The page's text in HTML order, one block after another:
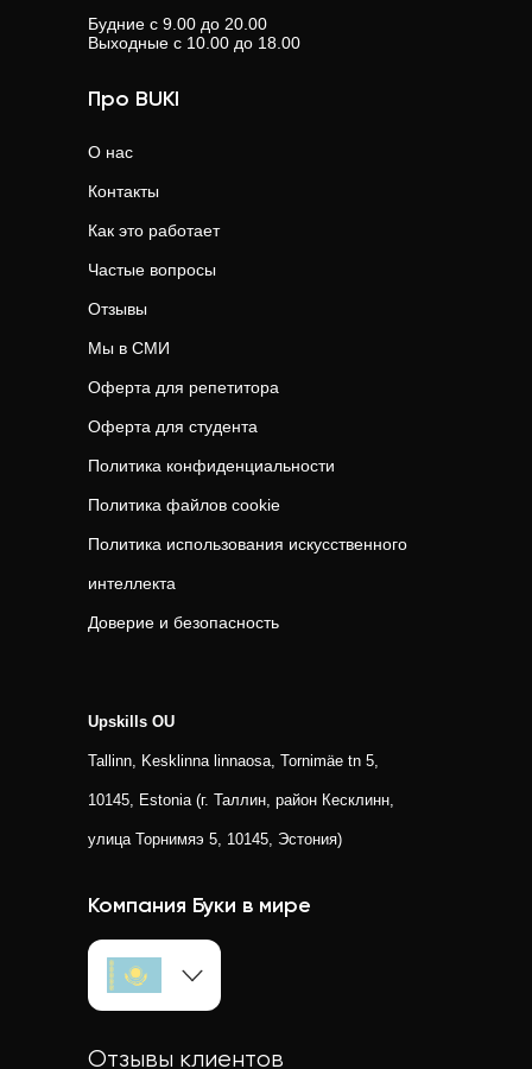
результата.
Будние с 9.00 до 20.00
Выходные с 10.00 до 18.00
Про BUKI
О нас
Контакты
Как это работает
Частые вопросы
Отзывы
Мы в СМИ
Оферта для репетитора
Оферта для студента
Политика конфиденциальности
Политика файлов cookie
Политика использования искусственного
интеллекта
Доверие и безопасность
Upskills OU
Tallinn, Kesklinna linnaosa, Tornimäe tn 5,
10145, Estonia (г. Таллин, район Кесклинн,
улица Торнимяэ 5, 10145, Эстония)
Компания Буки в мире
Отзывы клиентов